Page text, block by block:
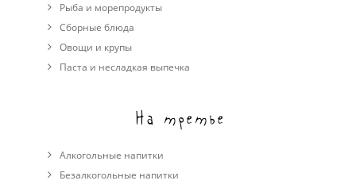
Рыба и морепродукты
Сборные блюда
Овощи и крупы
Паста и несладкая выпечка
На третье
Алкогольные напитки
Безалкогольные напитки